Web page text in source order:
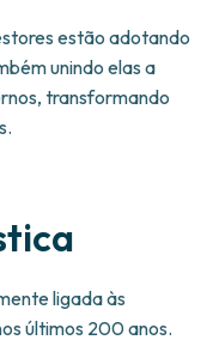
estão adotando
unindo elas a
transformando
ligada às
últimos 200 anos.